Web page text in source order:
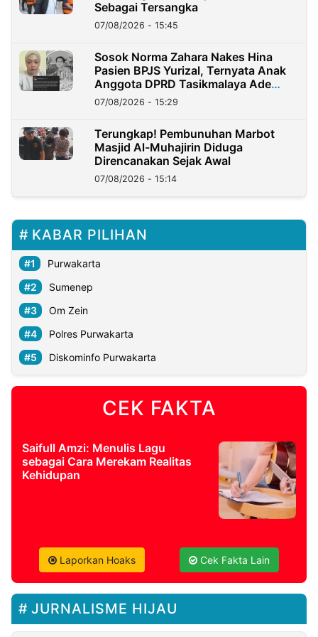
Sebagai Tersangka
07/08/2026 - 15:45
Sosok Norma Zahara Nakes Hina
Pasien BPJS Yurizal, Ternyata Anak
Anggota DPRD Tasikmalaya Ade
Lukman
07/08/2026 - 15:29
Terungkap! Pembunuhan Marbot
Masjid Al-Muhajirin Diduga
Direncanakan Sejak Awal
07/08/2026 - 15:14
KABAR PILIHAN
Purwakarta
Sumenep
Om Zein
Polres Purwakarta
Diskominfo Purwakarta
CEK FAKTA
Saifull Amzi: Menulis Lagu
sebagai Cara Merekam Realitas
Kehidupan
Laporkan Hoaks Cek Fakta Lain
JURNALISME HIJAU